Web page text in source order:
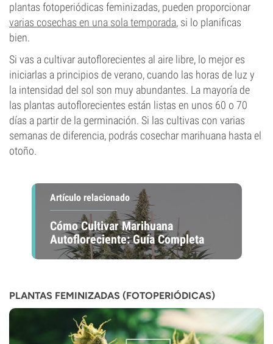
plantas fotoperiódicas feminizadas, pueden proporcionar
varias cosechas en una sola temporada, si lo planificas
bien.
Si vas a cultivar autoflorecientes al aire libre, lo mejor es
iniciarlas a principios de verano, cuando las horas de luz y
la intensidad del sol son muy abundantes. La mayoría de
las plantas autoflorecientes están listas en unos 60 o 70
días a partir de la germinación. Si las cultivas con varias
semanas de diferencia, podrás cosechar marihuana hasta el
otoño.
Artículo relacionado
Cómo Cultivar Marihuana
Autofloreciente: Guía Completa
PLANTAS FEMINIZADAS (FOTOPERIÓDICAS)